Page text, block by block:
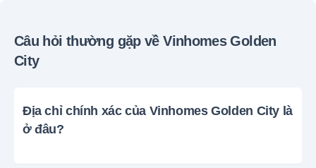
Câu hỏi thường gặp về Vinhomes Golden
City
Địa chỉ chính xác của Vinhomes Golden City là
ở đâu?